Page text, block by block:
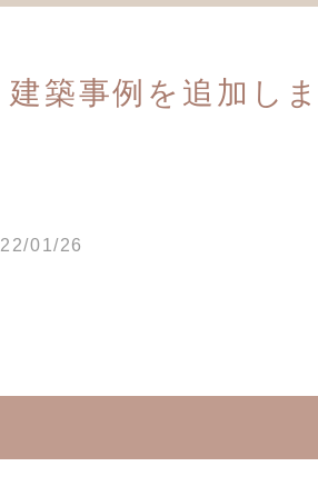
建築事例を追加し
01/26